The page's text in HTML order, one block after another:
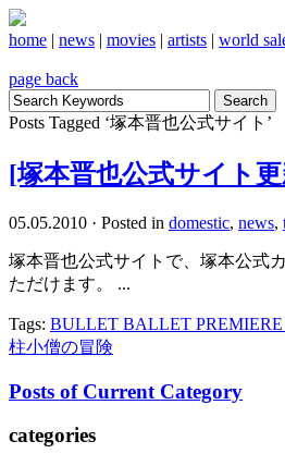
home | news | movies | artists | world
page back
Posts Tagged ‘塚本晋也公式サイト’
[塚本晋也公式サイト
05.05.2010 · Posted in domestic, news,
塚本晋也公式サイトで、塚本公式
ただけます。 ...
Tags: BULLET BALLET
柱小僧の冒険
Posts of Current Category
categories